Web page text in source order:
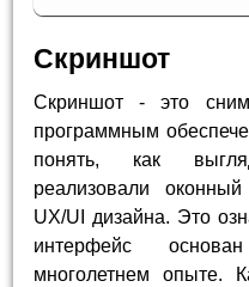
Скриншот
Скриншот - это
программным
понять, как
реализовали
UX/UI дизайна. Это
интерфейс
многолетнем опыте.